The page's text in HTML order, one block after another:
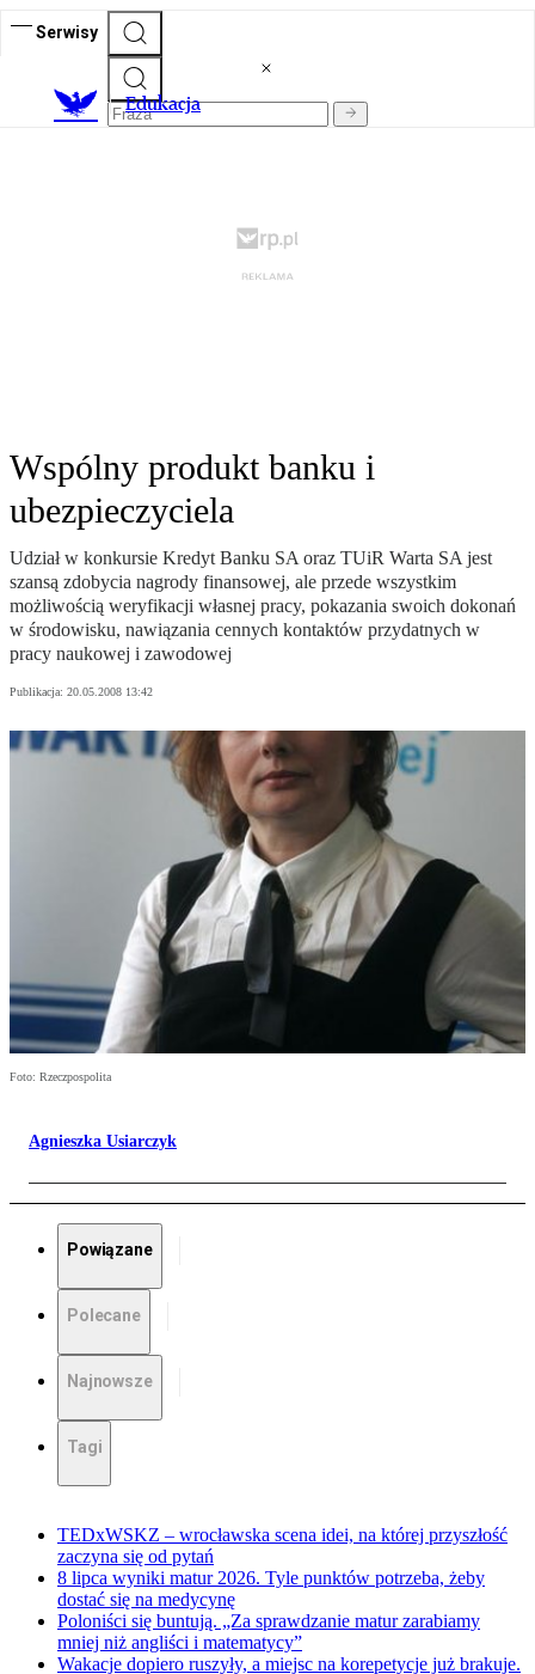
Serwisy
Edukacja
Wspólny produkt banku i
ubezpieczyciela
Udział w konkursie Kredyt Banku SA oraz TUiR Warta SA jest
szansą zdobycia nagrody finansowej, ale przede wszystkim
możliwością weryfikacji własnej pracy, pokazania swoich dokonań
w środowisku, nawiązania cennych kontaktów przydatnych w
pracy naukowej i zawodowej
Publikacja: 20.05.2008 13:42
Foto: Rzeczpospolita
Agnieszka Usiarczyk
Powiązane
Polecane
Najnowsze
Tagi
TEDxWSKZ – wrocławska scena idei, na której przyszłość
zaczyna się od pytań
8 lipca wyniki matur 2026. Tyle punktów potrzeba, żeby
dostać się na medycynę
Poloniści się buntują. „Za sprawdzanie matur zarabiamy
mniej niż angliści i matematycy”
Wakacje dopiero ruszyły, a miejsc na korepetycje już brakuje.